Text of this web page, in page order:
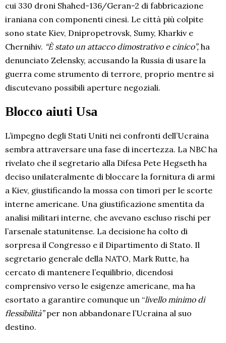
cui 330 droni Shahed-136/Geran-2 di fabbricazione
iraniana con componenti cinesi. Le città più colpite
sono state Kiev, Dnipropetrovsk, Sumy, Kharkiv e
Chernihiv. “È stato un attacco dimostrativo e cinico”, ha
denunciato Zelensky, accusando la Russia di usare la
guerra come strumento di terrore, proprio mentre si
discutevano possibili aperture negoziali.
Blocco aiuti Usa
L’impegno degli Stati Uniti nei confronti dell’Ucraina
sembra attraversare una fase di incertezza. La NBC ha
rivelato che il segretario alla Difesa Pete Hegseth ha
deciso unilateralmente di bloccare la fornitura di armi
a Kiev, giustificando la mossa con timori per le scorte
interne americane. Una giustificazione smentita da
analisi militari interne, che avevano escluso rischi per
l’arsenale statunitense. La decisione ha colto di
sorpresa il Congresso e il Dipartimento di Stato. Il
segretario generale della NATO, Mark Rutte, ha
cercato di mantenere l’equilibrio, dicendosi
comprensivo verso le esigenze americane, ma ha
esortato a garantire comunque un “livello minimo di
flessibilità”per non abbandonare l’Ucraina al suo
destino.